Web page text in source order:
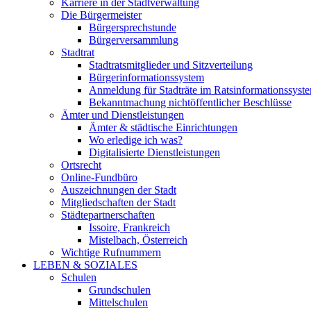
Karriere in der Stadtverwaltung
Die Bürgermeister
Bürgersprechstunde
Bürgerversammlung
Stadtrat
Stadtratsmitglieder und Sitzverteilung
Bürgerinformationssystem
Anmeldung für Stadträte im
Bekanntmachung nichtöffentlicher Beschlüsse
Ämter und Dienstleistungen
Ämter & städtische Einrichtungen
Wo erledige ich was?
Digitalisierte Dienstleistungen
Ortsrecht
Online-Fundbüro
Auszeichnungen der Stadt
Mitgliedschaften der Stadt
Städtepartnerschaften
Issoire, Frankreich
Mistelbach, Österreich
Wichtige Rufnummern
LEBEN & SOZIALES
Schulen
Grundschulen
Mittelschulen